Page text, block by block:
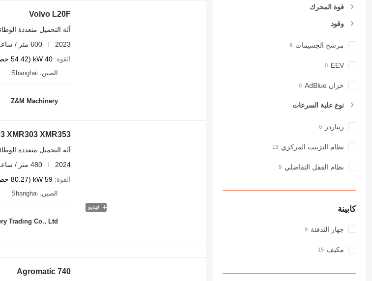
قوة المحرك
وقود
مرشح الجسيمات
EEV
خزان AdBlue
نوع علبة السرعات
ريتاردر
نظام التزييت المركزي
نظام القفل التفاضلي
كابينة
جهاز التدفئة
مكيف
Volvo L20F
آلة التحميل متعددة
2023
600 متر / ساعة
القوة 40 kW (54.42 حصان)
الصين، Shanghai
Z&M Machinery
فيديو
XMR303 XMR353
آلة التحميل متعددة
2024
480 متر / ساعة
القوة 59 kW (80.27 حصان)
الصين، Shanghai
Trading Co., Ltd
Agromatic 740